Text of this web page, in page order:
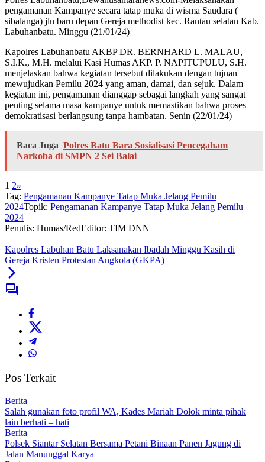
pengamanan Kampanye secara tatap muka di wisma Saudara (
sibalanga) jln baru depan Gereja methodist kec. Rantau selatan Kab.
Labuhanbatu. Minggu (21/01/24)
Kapolres Labuhanbatu AKBP DR. BERNHARD L. MALAU,
S.I.K., M.H. melalui Kasi Humas AKP. P. NAPITUPULU, S.H.
menjelaskan bahwa kegiatan tersebut dilakukan dengan tujuan
mewujudkan Pemilu 2024 yang aman, damai, dan sejuk. Dalam
kegiatan ini, pengamanan dianggap sebagai langkah yang sangat
penting selama masa kampanye untuk memastikan bahwa proses
demokratisasi berlangsung tanpa hambatan. Senin (22/01/24)
Baca Juga Polres Batu Bara Sosialisasi Pencegaham
Narkoba di SMPN 2 Sei Balai
1 2»
Tag: Pengamanan Kampanye Tatap Muka Jelang Pemilu
2024Topik: Pengamanan Kampanye Tatap Muka Jelang Pemilu
2024
Penulis: Humas/RedEditor: TIM DNN
Kapolres Labuhan Batu Laksanakan Ibadah Minggu Kasih di
Gereja Kristen Protestan Angkola (GKPA)
Pos Terkait
Berita
Salah gunakan foto profil WA, Kades Mariah Dolok minta pihak
lain berhati – hati
Berita
Polsek Siantar Selatan Bersama Petani Binaan Panen Jagung di
Jalan Manunggal Karya